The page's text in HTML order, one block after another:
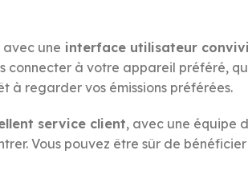
une interface utilisateur
connecter à votre appareil préféré,
à regarder vos émissions préférées.
service client, avec une équipe
Vous pouvez être sûr de bénéficier